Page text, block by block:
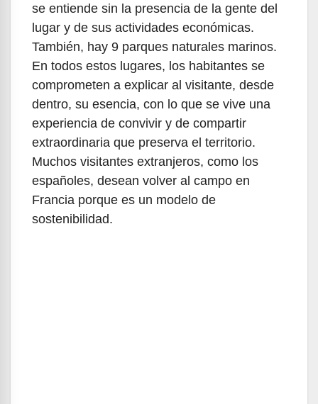
se entiende sin la presencia de la gente del
lugar y de sus actividades económicas.
También, hay 9 parques naturales marinos.
En todos estos lugares, los habitantes se
comprometen a explicar al visitante, desde
dentro, su esencia, con lo que se vive una
experiencia de convivir y de compartir
extraordinaria que preserva el territorio.
Muchos visitantes extranjeros, como los
españoles, desean volver al campo en
Francia porque es un modelo de
sostenibilidad.